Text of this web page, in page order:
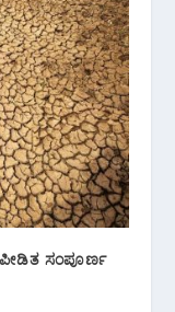
ಸಂಪೂರ್ಣ